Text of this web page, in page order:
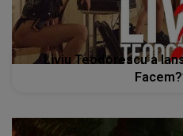
Liviu Teodorescu a